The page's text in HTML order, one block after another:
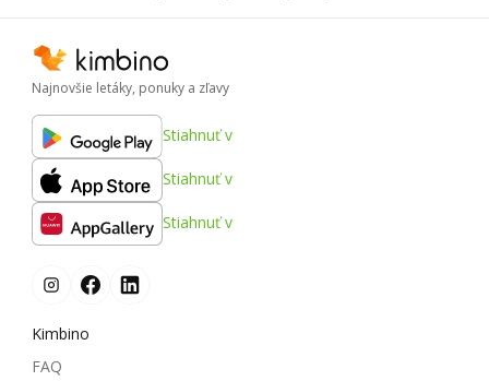
Najnovšie letáky, ponuky a zľavy
Stiahnuť v
Stiahnuť v
Stiahnuť v
Kimbino
FAQ